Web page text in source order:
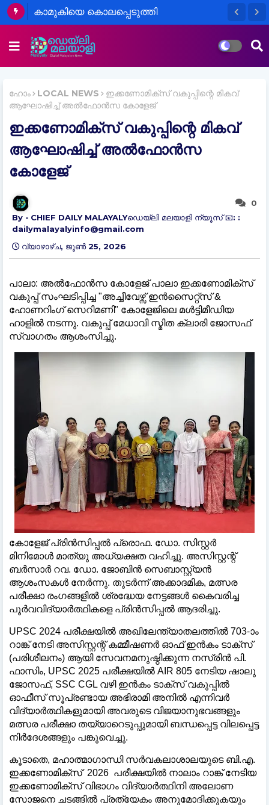
കാമുകിയെ കൊലപ്പെടുത്തി
ഇന്ത്യക്കാരൻ പിടിയിൽ
ഹോം LOCAL NEWS
ഇക്കണോമിക്സ് വകുപ്പിന്റെ മികവ്
ആഘോഷിച്ച് അൽഫോൻസ കോളേജ്
ഇക്കണോമിക്സ് വകുപ്പിന്റെ മികവ്
ആഘോഷിച്ച് അൽഫോൻസ
കോളേജ്
0
CHIEF DAILY MALAYALYഡെയ്‌ലി മലയാളി ന്യൂസ് 📧: :
dailymalayalyinfo@gmail.com
വ്യാഴാഴ്‌ച, ജൂൺ 25, 2026
പാലാ: അൽഫോൻസ കോളേജ് പാലാ ഇക്കണോമിക്സ്
വകുപ്പ് സംഘടിപ്പിച്ച "അച്ചീവേഴ്സ് ഇൻസൈറ്റ്സ് &
ഹോണറിംഗ് സെറിമണി" കോളേജിലെ മൾട്ടിമീഡിയ
ഹാളിൽ നടന്നു. വകുപ്പ് മേധാവി സ്മിത ക്ലാരി ജോസഫ്
സ്വാഗതം ആശംസിച്ചു.
കോളേജ് പ്രിൻസിപ്പൽ പ്രൊഫ. ഡോ. സിസ്റ്റർ
മിനിമോൾ മാത്യു അധ്യക്ഷത വഹിച്ചു. അസിസ്റ്റന്റ്
ബർസാർ റവ. ഡോ. ജോബിൻ സെബാസ്റ്റ്യൻ
ആശംസകൾ നേർന്നു. തുടർന്ന് അക്കാദമിക, മത്സര
പരീക്ഷാ രംഗങ്ങളിൽ ശ്രദ്ധേയ നേട്ടങ്ങൾ കൈവരിച്ച
പൂർവവിദ്യാർത്ഥികളെ പ്രിൻസിപ്പൽ ആദരിച്ചു.
UPSC 2024 പരീക്ഷയിൽ അഖിലേന്ത്യാതലത്തിൽ 703-ാം
റാങ്ക് നേടി അസിസ്റ്റന്റ് കമ്മീഷണർ ഓഫ് ഇൻകം ടാക്സ്
(പരിശീലനം) ആയി സേവനമനുഷ്ഠിക്കുന്ന നസ്രിൻ പി.
ഫാസിം, UPSC 2025 പരീക്ഷയിൽ AIR 805 നേടിയ ഷാലു
ജോസഫ്, SSC CGL വഴി ഇൻകം ടാക്സ് വകുപ്പിൽ
ഓഫീസ് സൂപ്രണ്ടായ അഭിരാമി അനിൽ എന്നിവർ
വിദ്യാർത്ഥികളുമായി അവരുടെ വിജയാനുഭവങ്ങളും
മത്സര പരീക്ഷാ തയ്യാറെടുപ്പുമായി ബന്ധപ്പെട്ട വിലപ്പെട്ട
നിർദേശങ്ങളും പങ്കുവെച്ചു.
കൂടാതെ, മഹാത്മാഗാന്ധി സർവകലാശാലയുടെ ബി.എ.
ഇക്കണോമിക്സ് 2026 പരീക്ഷയിൽ നാലാം റാങ്ക് നേടിയ
ഇക്കണോമിക്സ് വിഭാഗം വിദ്യാർത്ഥിനി അലോണ
സോജനെ ചടങ്ങിൽ പ്രത്യേകം അനുമോദിക്കുകയും